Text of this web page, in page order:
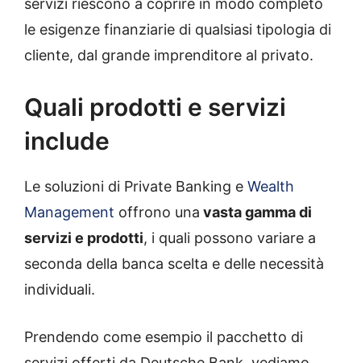
le esigenze finanziarie di qualsiasi tipologia di
cliente, dal grande imprenditore al privato.
Quali prodotti e servizi
include
Le soluzioni di Private Banking e Wealth
Management offrono una vasta gamma di
servizi e prodotti, i quali possono variare a
seconda della banca scelta e delle necessità
individuali.
Prendendo come esempio il pacchetto di